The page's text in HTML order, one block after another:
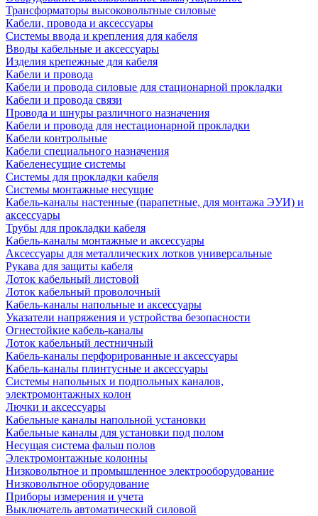
Трансформаторы высоковольтные силовые
Кабели, провода и аксессуары
Системы ввода и крепления для кабеля
Вводы кабельные и аксессуары
Изделия крепежные для кабеля
Кабели и провода
Кабели и провода силовые для стационарной прокладки
Кабели и провода связи
Провода и шнуры различного назначения
Кабели и провода для нестационарной прокладки
Кабели контрольные
Кабели специального назначения
Кабеленесущие системы
Системы для прокладки кабеля
Системы монтажные несущие
Кабель-каналы настенные (парапетные, для монтажа ЭУИ) и
аксессуары
Трубы для прокладки кабеля
Кабель-каналы монтажные и аксессуары
Аксессуары для металлических лотков универсальные
Рукава для защиты кабеля
Лоток кабельный листовой
Лоток кабельный проволочный
Кабель-каналы напольные и аксессуары
Указатели напряжения и устройства безопасности
Огнестойкие кабель-каналы
Лоток кабельный лестничный
Кабель-каналы перфорированные и аксессуары
Кабель-каналы плинтусные и аксессуары
Системы напольных и подпольных каналов,
электромонтажных колон
Лючки и аксессуары
Кабельные каналы напольной установки
Кабельные каналы для установки под полом
Несущая система фальш полов
Электромонтажные колонны
Низковольтное и промышленное электрооборудование
Низковольтное оборудование
Приборы измерения и учета
Выключатель автоматический силовой